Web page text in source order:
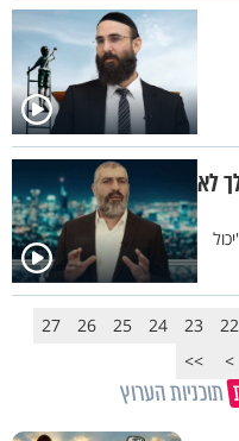
לא
22
23
24
25
26
27
>
>>
תוכניות הערוץ